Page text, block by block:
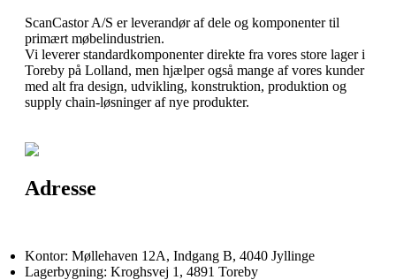
ScanCastor A/S er leverandør af dele og komponenter til
primært møbelindustrien.
Vi leverer standardkomponenter direkte fra vores store lager i
Toreby på Lolland, men hjælper også mange af vores kunder
med alt fra design, udvikling, konstruktion, produktion og
supply chain-løsninger af nye produkter.
Adresse
Kontor: Møllehaven 12A, Indgang B, 4040 Jyllinge
Lagerbygning: Kroghsvej 1, 4891 Toreby